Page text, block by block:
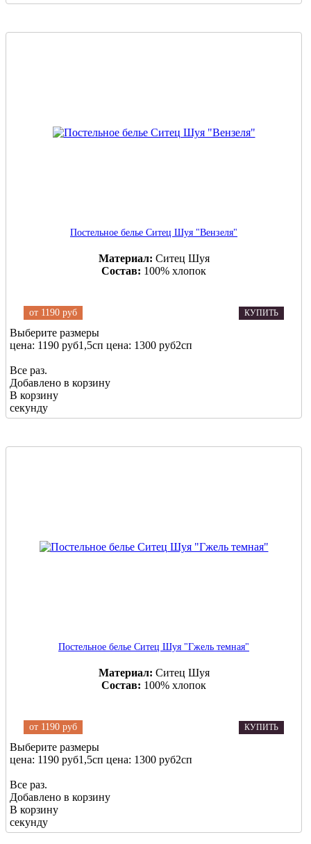
Постельное белье Ситец Шуя "Вензеля"
Материал: Ситец Шуя
Состав: 100% хлопок
от 1190 руб КУПИТЬ
Выберите размеры
цена: 1190 руб1,5сп цена: 1300 руб2сп
Все раз.
Добавлено в корзину
В корзину
секунду
Постельное белье Ситец Шуя "Гжель темная"
Материал: Ситец Шуя
Состав: 100% хлопок
от 1190 руб КУПИТЬ
Выберите размеры
цена: 1190 руб1,5сп цена: 1300 руб2сп
Все раз.
Добавлено в корзину
В корзину
секунду